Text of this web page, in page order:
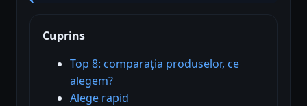
Cuprins
Top 8: comparația produselor, ce
alegem?
Alege rapid